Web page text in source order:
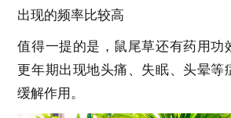
出现的频率比较高
值得一提的是，鼠尾草还有药用功
更年期出现地头痛、失眠、头晕等
缓解作用。